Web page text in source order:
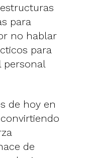
para
no hablar
para
personal
de hoy en
de